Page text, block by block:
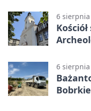
6
6